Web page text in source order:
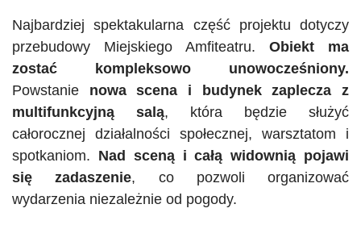
Najbardziej spektakularna część projektu dotyczy
przebudowy Miejskiego Amfiteatru. Obiekt ma
zostać kompleksowo unowocześniony.
Powstanie nowa scena i budynek zaplecza z
multifunkcyjną salą, która będzie służyć
całorocznej działalności społecznej, warsztatom i
spotkaniom. Nad sceną i całą widownią pojawi
się zadaszenie, co pozwoli organizować
wydarzenia niezależnie od pogody.